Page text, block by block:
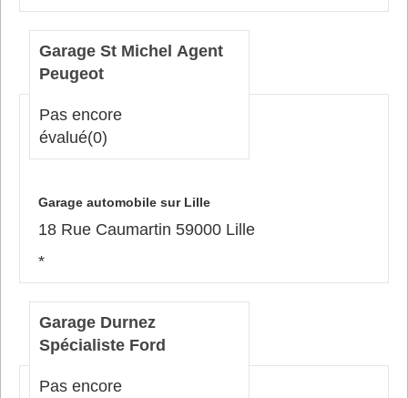
Garage St Michel Agent
Peugeot
Pas encore
évalué(0)
Garage automobile sur Lille
18 Rue Caumartin 59000 Lille
*
Garage Durnez
Spécialiste Ford
Pas encore